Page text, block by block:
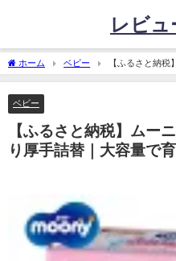
レビュ
ホーム ベビー
【ふるさと納税
｜大容量で育児がラクに
ベビー
【ふるさと納税】ムー
り厚手詰替｜大容量で